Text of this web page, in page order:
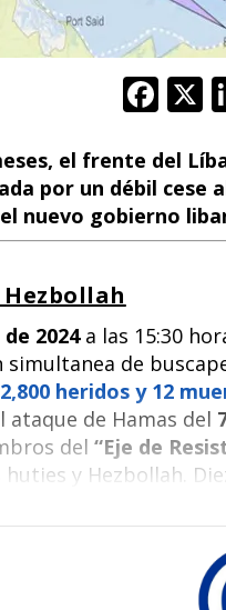
F
e
b
o
el frente del
por un débil cese
nuevo gobierno
2024a las 15:30
de
2,800 heridos y 12
de Hamas del
del “Eje de
huties y Hezbollah.